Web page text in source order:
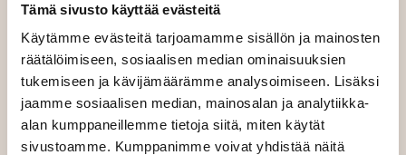
Tämä sivusto käyttää evästeitä
Käytämme evästeitä tarjoamamme sisällön ja mainosten
räätälöimiseen, sosiaalisen median ominaisuuksien
tukemiseen ja kävijämäärämme analysoimiseen. Lisäksi
jaamme sosiaalisen median, mainosalan ja analytiikka-
alan kumppaneillemme tietoja siitä, miten käytät
sivustoamme. Kumppanimme voivat yhdistää näitä